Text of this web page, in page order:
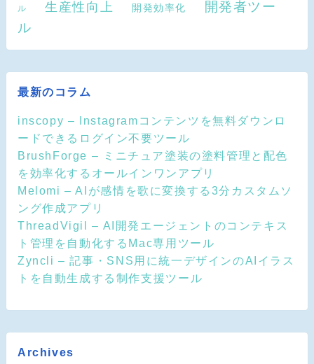
ル 生産性向上 開発効率化
開発者ツー
ル
最新のコラム
inscopy – Instagramコンテンツを無料ダウンロ
ードできるログイン不要ツール
BrushForge – ミニチュア塗装の塗料管理と配色
を効率化するオールインワンアプリ
Melomi – AIが感情を歌に変換する3分カスタムソ
ング作成アプリ
ThreadVigil – AI開発エージェントのコンテキス
ト管理を自動化するMac専用ツール
Zyncli – 記事・SNS用に統一デザインのAIイラス
トを自動生成する制作支援ツール
Archives